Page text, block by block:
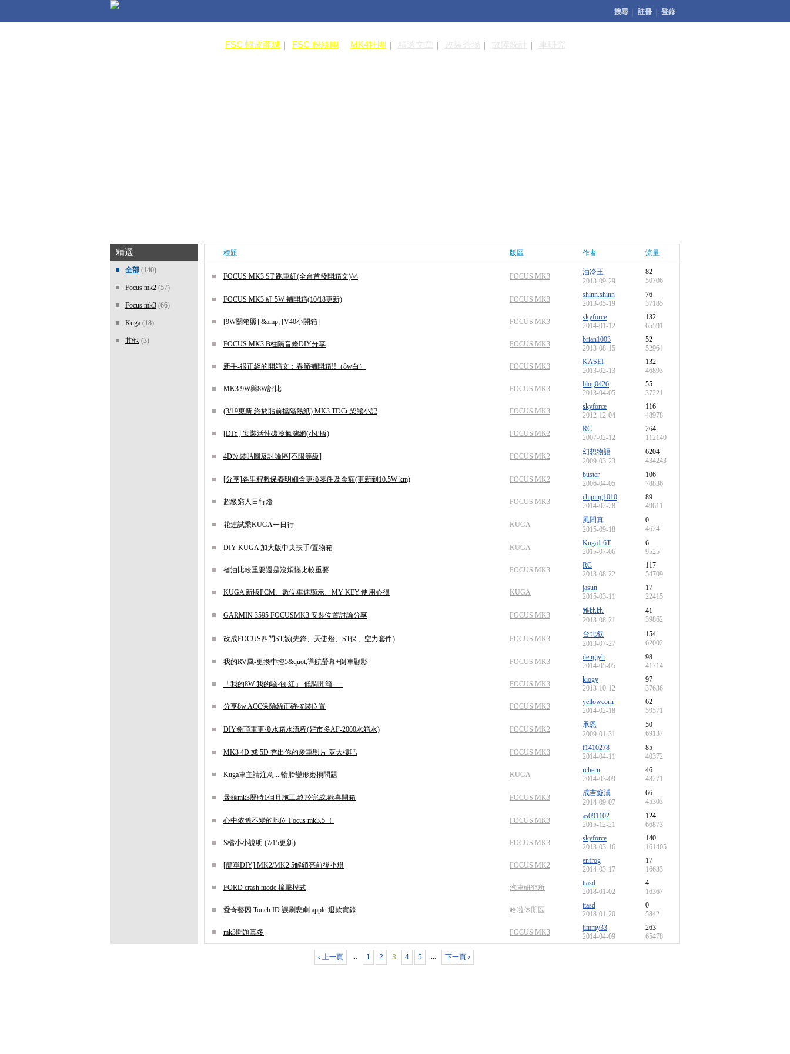
搜尋 註冊 登錄
FSC 蝦皮商城 FSC 粉絲團 MK4社團 精選文章 改裝秀場 故障統計 車研究
精選
全部 (140)
Focus mk2 (57)
Focus mk3 (66)
Kuga (18)
其他 (3)
標題 版區 作者 流量
FOCUS MK3 ST 跑車紅(全台首發開箱文)^^ FOCUS MK3
油冷王
2013-09-29
82
50706
FOCUS MK3 紅 5W 補開箱(10/18更新) FOCUS MK3
shinn.shinn
2013-05-19
76
37185
[9W關箱照] &amp; [V40小開箱] FOCUS MK3
skyforce
2014-01-12
132
65591
FOCUS MK3 B柱隔音條DIY分享 FOCUS MK3
brian1003
2013-08-15
52
52964
新手-很正經的開箱文：春節補開箱!!（8w白） FOCUS MK3
KASEI
2013-02-13
132
46893
MK3 9W與8W評比 FOCUS MK3
blog0426
2013-04-05
55
37221
(3/19更新 終於貼前擋隔熱紙) MK3 TDCi 柴熊小記 FOCUS MK3
skyforce
2012-12-04
116
48978
[DIY] 安裝活性碳冷氣濾網(小P版) FOCUS MK2
RC
2007-02-12
264
112140
4D改裝貼圖及討論區[不限等級] FOCUS MK2
幻想物語
2009-03-23
6204
434243
[分享]各里程數保養明細含更換零件及金額(更新到10.5W km) FOCUS MK2
buster
2006-04-05
106
78836
超級窮人日行燈 FOCUS MK3
chiping1010
2014-02-28
89
49611
花連試乘KUGA一日行 KUGA
風間真
2015-09-18
0
4624
DIY KUGA 加大版中央扶手/置物箱 KUGA
Kuga1.6T
2015-07-06
6
9525
省油比較重要還是沒煩惱比較重要 FOCUS MK3
RC
2013-08-22
117
54709
KUGA 新版PCM、數位車速顯示、MY KEY 使用心得 KUGA
jasun
2015-03-11
17
22415
GARMIN 3595 FOCUSMK3 安裝位置討論分享 FOCUS MK3
雅比比
2013-08-21
41
39862
改成FOCUS四門ST版(先鋒、天使燈、ST保、空力套件) FOCUS MK3
台北叡
2013-07-27
154
62002
我的RV風-更換中控5&quot;導航螢幕+倒車顯影 FOCUS MK3
dengjyh
2014-05-05
98
41714
「我的8W 我的騷‧包‧紅」 低調開箱….. FOCUS MK3
kiogy
2013-10-12
97
37636
分享8w ACC保險絲正確按裝位置 FOCUS MK3
yellowcorn
2014-02-18
62
59571
DIY免頂車更換水箱水流程(好市多AF-2000水箱水) FOCUS MK2
承恩
2009-01-31
50
69137
MK3 4D 或 5D 秀出你的愛車照片 蓋大樓吧 FOCUS MK3
f1410278
2014-04-11
85
40372
Kuga車主請注意....輪胎變形磨損問題 KUGA
rchern
2014-03-09
46
48271
暴龜mk3歷時1個月施工.終於完成.歡喜開箱 FOCUS MK3
成吉癡漢
2014-09-07
66
45303
心中依舊不變的地位 Focus mk3.5 ！ FOCUS MK3
as091102
2015-12-21
124
66873
S檔小小說明 (7/15更新) FOCUS MK3
skyforce
2013-03-16
140
161405
[簡單DIY] MK2/MK2.5解鎖亮前後小燈 FOCUS MK2
enfrog
2014-03-17
17
16633
FORD crash mode 撞擊模式 汽車研究所
ttasd
2018-01-02
4
16367
愛奇藝因 Touch ID 誤刷悲劇 apple 退款實錄 哈啦休閒區
ttasd
2018-01-20
0
5842
mk3問題真多 FOCUS MK3
jimmy33
2014-04-09
263
65478
‹ 上一頁 … 1 2 3 4 5 … 下一頁 ›